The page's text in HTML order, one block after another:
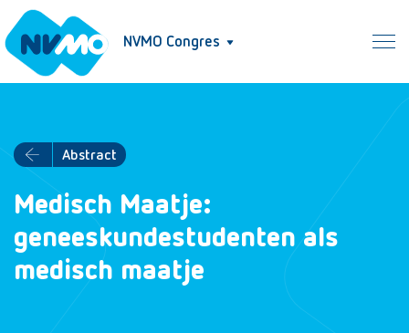
NVMO Congres
Abstract
Medisch Maatje:
geneeskundestudenten als
medisch maatje